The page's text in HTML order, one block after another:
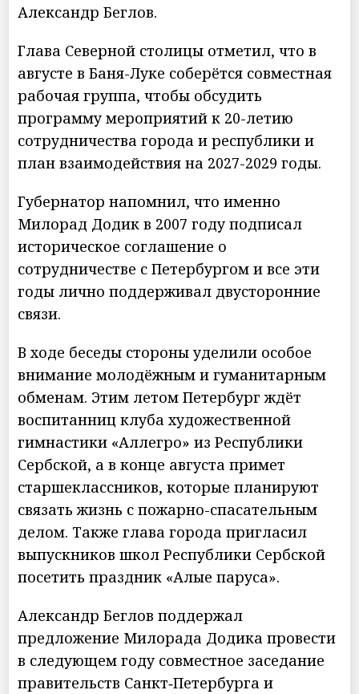
Александр Беглов.
Глава Северной столицы отметил, что в
августе в Баня-Луке соберётся совместная
рабочая группа, чтобы обсудить
программу мероприятий к 20-летию
сотрудничества города и республики и
план взаимодействия на 2027-2029 годы.
Губернатор напомнил, что именно
Милорад Додик в 2007 году подписал
историческое соглашение о
сотрудничестве с Петербургом и все эти
годы лично поддерживал двусторонние
связи.
В ходе беседы стороны уделили особое
внимание молодёжным и гуманитарным
обменам. Этим летом Петербург ждёт
воспитанниц клуба художественной
гимнастики «Аллегро» из Республики
Сербской, а в конце августа примет
старшеклассников, которые планируют
связать жизнь с пожарно-спасательным
делом. Также глава города пригласил
выпускников школ Республики Сербской
посетить праздник «Алые паруса».
Александр Беглов поддержал
предложение Милорада Додика провести
в следующем году совместное заседание
правительств Санкт‑Петербурга и